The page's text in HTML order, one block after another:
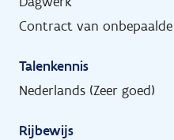
Contract van
Talenkennis
Nederlands (Zeer goed)
Rijbewijs